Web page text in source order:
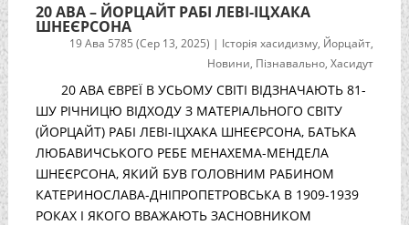
20 АВА – ЙОРЦАЙТ РАБІ ЛЕВІ-ІЦХАКА
ШНЕЄРСОНА
19 Ава 5785 (Сер 13, 2025) | Історія хасидизму, Йорцайт,
Новини, Пізнавально,Хасидут
20 АВА ЄВРЕЇ В УСЬОМУ СВІТІ ВІДЗНАЧАЮТЬ 81-
ШУ РІЧНИЦЮ ВІДХОДУ З МАТЕРІАЛЬНОГО СВІТУ
(ЙОРЦАЙТ) РАБІ ЛЕВІ-ІЦХАКА ШНЕЄРСОНА, БАТЬКА
ЛЮБАВИЧСЬКОГО РЕБЕ МЕНАХЕМА-МЕНДЕЛА
ШНЕЄРСОНА, ЯКИЙ БУВ ГОЛОВНИМ РАБИНОМ
КАТЕРИНОСЛАВА-ДНІПРОПЕТРОВСЬКА В 1909-1939
РОКАХ І ЯКОГО ВВАЖАЮТЬ ЗАСНОВНИКОМ